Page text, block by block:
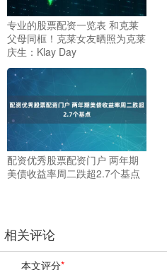
专业的股票配资一览表 和克莱
父母同框！克莱女友晒照为克莱
庆生：Klay Day
配资优秀股票配资门户 两年期
美债收益率周二跌超2.7个基点
相关评论
本文评分*